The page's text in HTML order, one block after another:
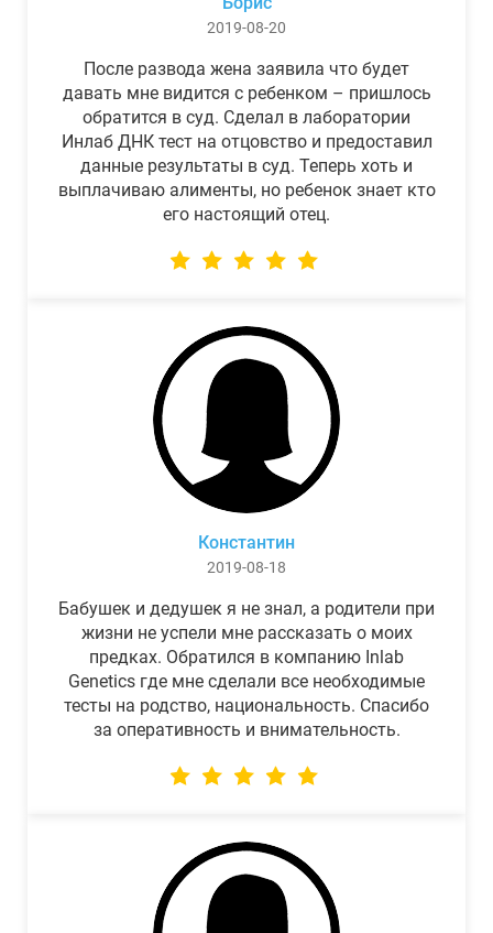
2019-08-20
После развода жена заявила что будет
давать мне видится с ребенком – пришлось
обратится в суд. Сделал в лаборатории
Инлаб ДНК тест на отцовство и предоставил
данные результаты в суд. Теперь хоть и
выплачиваю алименты, но ребенок знает кто
его настоящий отец.
Константин
2019-08-18
Бабушек и дедушек я не знал, а родители при
жизни не успели мне рассказать о моих
предках. Обратился в компанию Inlab
Genetics где мне сделали все необходимые
тесты на родство, национальность. Спасибо
за оперативность и внимательность.